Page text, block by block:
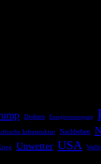
Drohnen Energieversorgung
Infrastruktur Nachbeben
Unwetter USA